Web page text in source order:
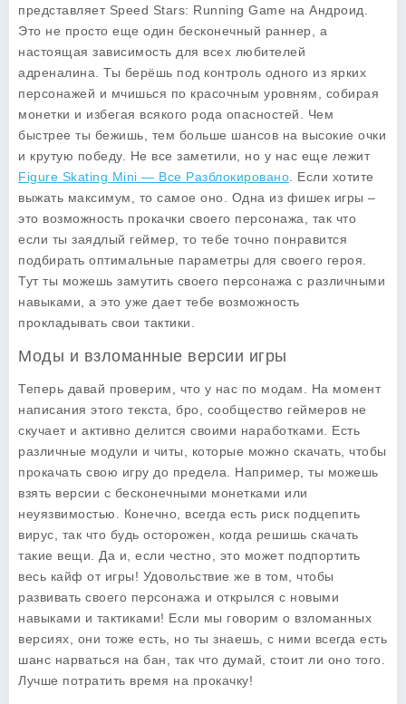
представляет Speed Stars: Running Game на Андроид.
Это не просто еще один бесконечный раннер, а
настоящая зависимость для всех любителей
адреналина. Ты берёшь под контроль одного из ярких
персонажей и мчишься по красочным уровням, собирая
монетки и избегая всякого рода опасностей. Чем
быстрее ты бежишь, тем больше шансов на высокие очки
и крутую победу. Не все заметили, но у нас еще лежит
Figure Skating Mini — Все Разблокировано . Если хотите
выжать максимум, то самое оно. Одна из фишек игры –
это возможность прокачки своего персонажа, так что
если ты заядлый геймер, то тебе точно понравится
подбирать оптимальные параметры для своего героя.
Тут ты можешь замутить своего персонажа с различными
навыками, а это уже дает тебе возможность
прокладывать свои тактики.
Моды и взломанные версии игры
Теперь давай проверим, что у нас по модам. На момент
написания этого текста, бро, сообщество геймеров не
скучает и активно делится своими наработками. Есть
различные модули и читы, которые можно скачать, чтобы
прокачать свою игру до предела. Например, ты можешь
взять версии с бесконечными монетками или
неуязвимостью. Конечно, всегда есть риск подцепить
вирус, так что будь осторожен, когда решишь скачать
такие вещи. Да и, если честно, это может подпортить
весь кайф от игры! Удовольствие же в том, чтобы
развивать своего персонажа и открылся с новыми
навыками и тактиками! Если мы говорим о взломанных
версиях, они тоже есть, но ты знаешь, с ними всегда есть
шанс нарваться на бан, так что думай, стоит ли оно того.
Лучше потратить время на прокачку!